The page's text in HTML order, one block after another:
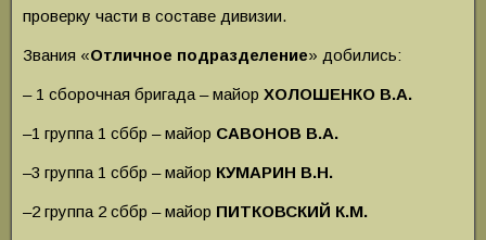
проверку части в составе дивизии.
Звания «Отличное подразделение» добились:
– 1 сборочная бригада – майор ХОЛОШЕНКО В.А.
–1 группа 1 сббр – майор САВОНОВ В.А.
–3 группа 1 сббр – майор КУМАРИН В.Н.
–2 группа 2 сббр – майор ПИТКОВСКИЙ К.М.